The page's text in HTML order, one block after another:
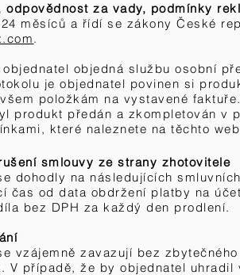
odpovědnost za vady, podmínky
měsíců a řídí se zákony České
.
objedná službu osobní
je objednatel povinen si
položkám na vystavené
produkt předán a zkompletován v
které naleznete na těchto
smlouvy ze strany zhotovitele
dohodly na následujících
čas od data obdržení platby na
bez DPH za každý den prodlení.
vzájemně zavazují bez
V případě, že by objednatel